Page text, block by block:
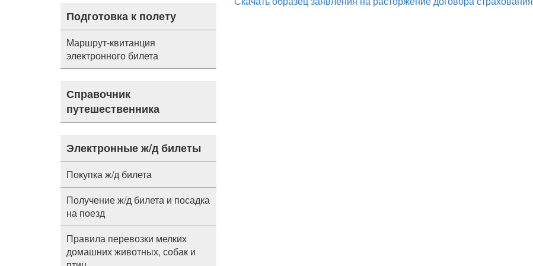
Подготовка к полету
Маршрут-квитанция
электронного билета
Справочник
путешественника
Электронные ж/д билеты
Покупка ж/д билета
Получение ж/д билета и посадка
на поезд
Правила перевозки мелких
домашних животных, собак и